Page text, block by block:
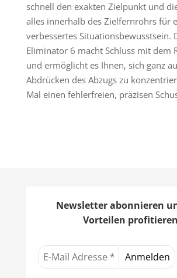
schnell den exakten Zielpunkt und
alles innerhalb des Zielfernrohrs für
verbessertes Situationsbewusstsein.
Eliminator 6 macht Schluss mit dem
und ermöglicht es Ihnen, sich ganz
Abdrücken des Abzugs zu
Mal einen fehlerfreien, präzisen
Newsletter abonnieren
Vorteilen profitieren